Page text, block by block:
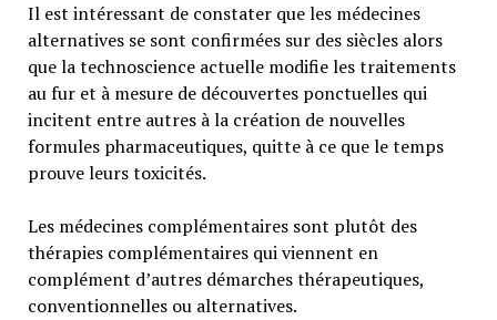
Il est intéressant de constater que les médecines
alternatives se sont confirmées sur des siècles alors
que la technoscience actuelle modifie les traitements
au fur et à mesure de découvertes ponctuelles qui
incitent entre autres à la création de nouvelles
formules pharmaceutiques, quitte à ce que le temps
prouve leurs toxicités.
Les médecines complémentaires sont plutôt des
thérapies complémentaires qui viennent en
complément d’autres démarches thérapeutiques,
conventionnelles ou alternatives.